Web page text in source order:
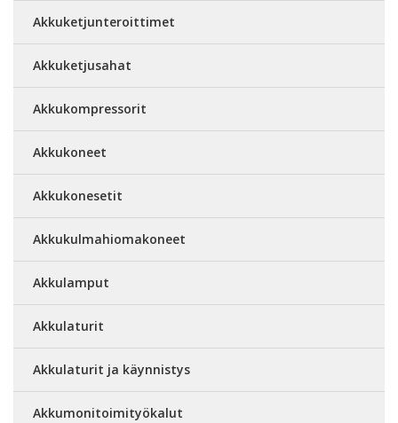
Akkuketjunteroittimet
Akkuketjusahat
Akkukompressorit
Akkukoneet
Akkukonesetit
Akkukulmahiomakoneet
Akkulamput
Akkulaturit
Akkulaturit ja käynnistys
Akkumonitoimityökalut